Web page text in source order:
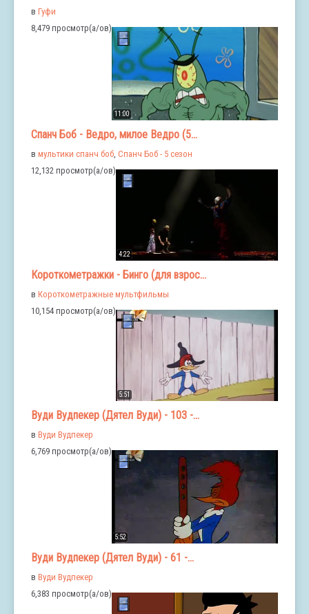
в Гуфи
8,479 просмотр(а/ов)
11:00
Спанч Боб - Ведро, милое Ведро (5...
в мультики спанч боб, Спанч Боб - 5 сезон
12,132 просмотр(а/ов)
4:22
Короткометражки - Бинго (для взрос...
в Короткометражные мультфильмы
10,154 просмотр(а/ов)
5:51
Вуди Вудпекер (Дятел Вуди) - 103 -...
в Вуди Вудпекер
6,769 просмотр(а/ов)
5:52
Вуди Вудпекер (Дятел Вуди) - 61 -...
в Вуди Вудпекер
6,383 просмотр(а/ов)